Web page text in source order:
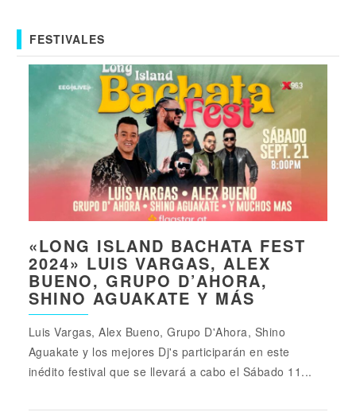
FESTIVALES
«LONG ISLAND BACHATA FEST
2024» LUIS VARGAS, ALEX
BUENO, GRUPO D’AHORA,
SHINO AGUAKATE Y MÁS
Luis Vargas, Alex Bueno, Grupo D'Ahora, Shino
Aguakate y los mejores Dj's participarán en este
inédito festival que se llevará a cabo el Sábado 11...